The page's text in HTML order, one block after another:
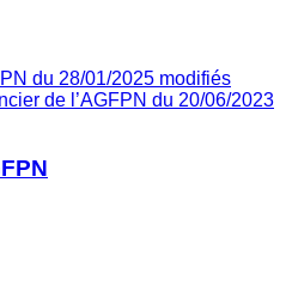
du 28/01/2025 modifiés
de l’AGFPN du 20/06/2023